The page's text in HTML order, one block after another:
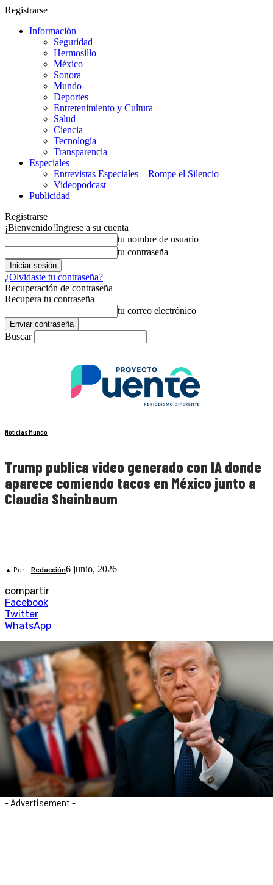
Registrarse
Información
Seguridad
Hermosillo
México
Sonora
Mundo
Deportes
Entretenimiento y Cultura
Salud
Ciencia
Tecnología
Transparencia
Especiales
Entrevistas Especiales – Rompe el Silencio
Videopodcast
Publicidad
Registrarse
¡Bienvenido!Ingrese a su cuenta
tu nombre de usuario
tu contraseña
¿Olvidaste tu contraseña?
Recuperación de contraseña
Recupera tu contraseña
tu correo electrónico
Buscar
Noticias Mundo
Trump publica video generado con IA donde
aparece comiendo tacos en México junto a
Claudia Sheinbaum
▲ Por Redacción6 junio, 2026
compartir
Facebook
Twitter
WhatsApp
- Advertisement -